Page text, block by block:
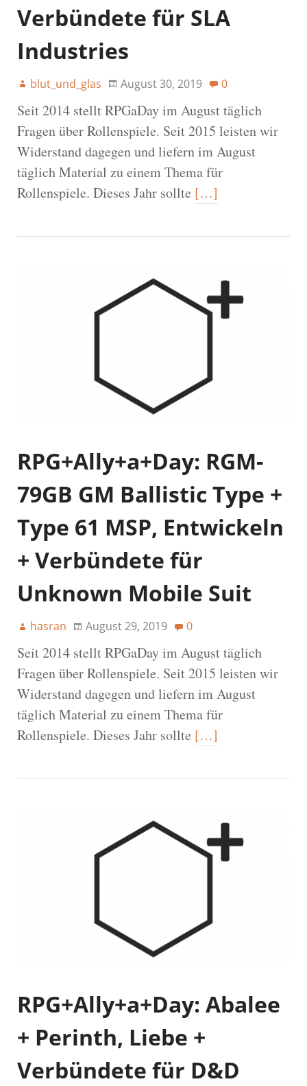
Verbündete für SLA
Industries
blut_und_glas August 30, 2019 0
Seit 2014 stellt RPGaDay im August täglich
Fragen über Rollenspiele. Seit 2015 leisten wir
Widerstand dagegen und liefern im August
täglich Material zu einem Thema für
Rollenspiele. Dieses Jahr sollte […]
RPG+Ally+a+Day: RGM-
79GB GM Ballistic Type +
Type 61 MSP, Entwickeln
+ Verbündete für
Unknown Mobile Suit
hasran August 29, 2019 0
Seit 2014 stellt RPGaDay im August täglich
Fragen über Rollenspiele. Seit 2015 leisten wir
Widerstand dagegen und liefern im August
täglich Material zu einem Thema für
Rollenspiele. Dieses Jahr sollte […]
RPG+Ally+a+Day: Abalee
+ Perinth, Liebe +
Verbündete für D&D